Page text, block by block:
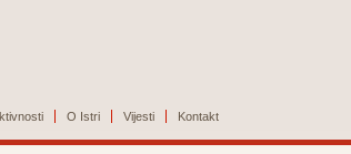
O Istri Vijesti Kontakt